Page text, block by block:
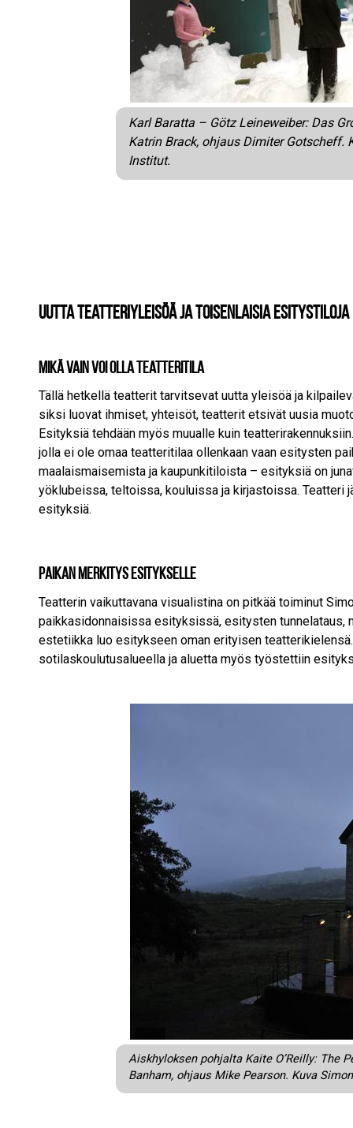
Karl Baratta – Götz Leineweiber: Das
Katrin Brack, ohjaus Dimiter Gotscheff.
Institut.
Uutta teatteriyleisöä ja toisenlaisia esitystiloja
Mikä vain voi olla teatteritila
Tällä hetkellä teatterit tarvitsevat uutta yleisöä ja
siksi luovat ihmiset, yhteisöt, teatterit etsivät uusia
Esityksiä tehdään myös muualle kuin
jolla ei ole omaa teatteritilaa ollenkaan vaan esitysten
maalaismaisemista ja kaupunkitiloista – esityksiä on
yöklubeissa, teltoissa, kouluissa ja kirjastoissa. Teatteri
esityksiä.
Paikan merkitys esitykselle
Teatterin vaikuttavana visualistina on pitkää toiminut
paikkasidonnaisissa esityksissä, esitysten tunnelataus,
estetiikka luo esitykseen oman erityisen
sotilaskoulutusalueella ja aluetta myös työstettiin
Aiskhyloksen pohjalta Kaite O’Reilly: The
Banham, ohjaus Mike Pearson. Kuva